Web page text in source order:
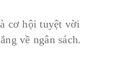
cơ hội tuyệt vời
về ngân sách.